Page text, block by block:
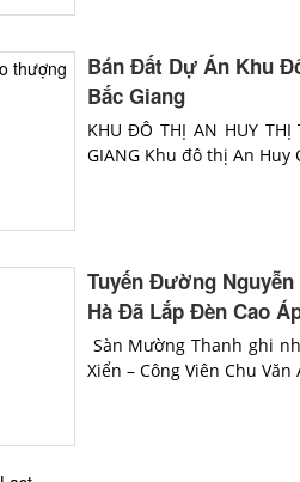
Bán Đất Dự Án Khu
Bắc Giang
KHU ĐÔ THỊ AN HUY THỊ
GIANG Khu đô thị An
Tuyến Đường Nguyễn
Hà Đã Lắp Đèn Cao
Sàn Mường Thanh ghi
Xiển – Công Viên Chu